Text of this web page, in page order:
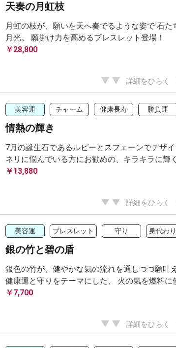
天奏の月虹枝
月虹の枝が、願いを天へ奏でるような姿で 石
月光。 願掛け力を高めるブレスレット登場！
￥28,800
詳細をひらく
美容運 チャーム 健康長寿 勝負運
情熱の輝き
7月の誕生石であるルビーとスフェーンでデザ
ネリに悩んでいる方にお勧めの、キラキラに輝
￥13,880
詳細をひらく
美容運 ブレスレット 守り 身代わ
銀の竹と碧の盾
銀色の竹が、健やかな氣の流れを通しつつ願叶
健康運と守りをテーマにした、 火の氣を燃料に
￥7,700
詳細をひらく